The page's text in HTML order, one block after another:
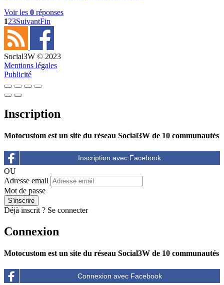
Voir les 0 réponses
123SuivantFin
Social3W © 2023
Mentions légales
Publicité
Inscription
Motocustom est un site du réseau Social3W de 10 communautés
OU
Adresse email
Mot de passe
Déjà inscrit ? Se connecter
Connexion
Motocustom est un site du réseau Social3W de 10 communautés